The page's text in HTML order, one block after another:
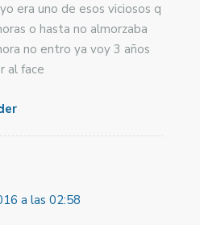
era uno de esos viciosos q
o hasta no almorzaba
no entro ya voy 3 años
al face
a las 02:58